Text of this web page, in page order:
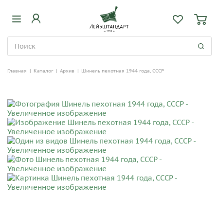
Главная | Каталог | Архив | Шинель пехотная 1944 года, СССР